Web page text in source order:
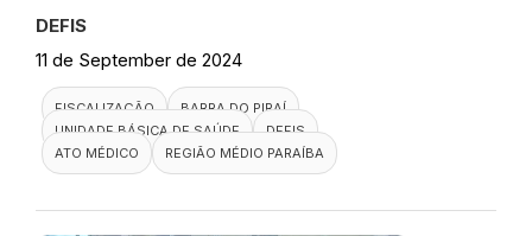
DEFIS
11 de September de 2024
FISCALIZAÇÃO
BARRA DO PIRAÍ
UNIDADE BÁSICA DE SAÚDE
DEFIS
ATO MÉDICO
REGIÃO MÉDIO PARAÍBA